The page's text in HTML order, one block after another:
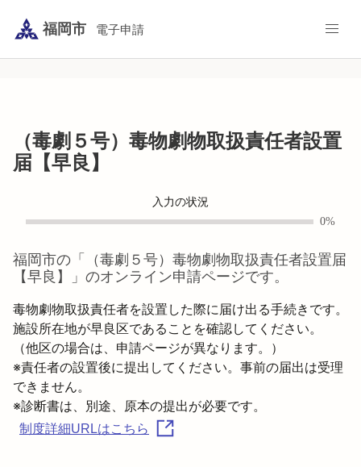
福岡市 電子申請
（毒劇５号）毒物劇物取扱責任者設置
届【早良】
入力の状況
0%
福岡市の「
（毒劇５号）毒物劇物取扱責任者設置届
【早良】
」のオンライン申請ページです。
毒物劇物取扱責任者を設置した際に届け出る手続きです。
施設所在地が早良区であることを確認してください。
（他区の場合は、申請ページが異なります。）
※責任者の設置後に提出してください。事前の届出は受理
できません。
制度詳細URLはこちら